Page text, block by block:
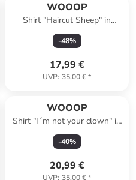
WOOOP
Shirt "Haircut Sheep" in
Dunkelblau
-48%
17,99 €
UVP: 35,00 €*
WOOOP
Shirt "I´m not your clown" in
Weiß
-40%
20,99 €
UVP: 35,00 €*